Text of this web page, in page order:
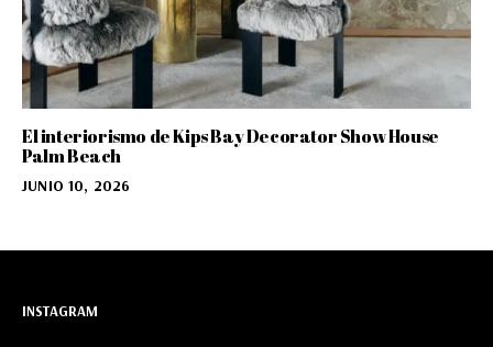
El interiorismo de Kips Bay Decorator Show House
Palm Beach
JUNIO 10, 2026
INSTAGRAM